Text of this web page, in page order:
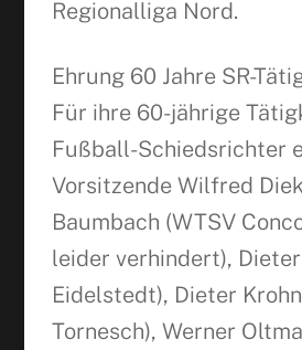
Regionalliga Nord.
Ehrung 60 Jahre SR-
Für ihre 60-jährige
Fußball-Schiedsrichter
Vorsitzende Wilfred
Baumbach (WTSV
leider verhindert),
Eidelstedt), Dieter
Tornesch), Werner